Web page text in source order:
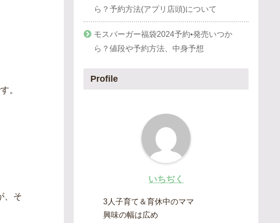
。
、そ
ら？予約方法(アプリ店頭)について
モスバーガー福袋2024予約•発売いつか
ら？値段や予約方法、中身予想
Profile
いちぢく
3人子育て＆育休中のママ
興味の幅は広め